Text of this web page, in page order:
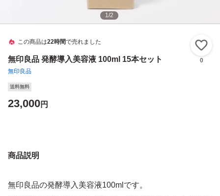
1/2
この商品は22時間で売れました
無印良品 発酵導入美容液 100ml 15本セット
無印良品
0
送料無料
23,000円
商品説明
無印良品の発酵導入美容液100mlです。